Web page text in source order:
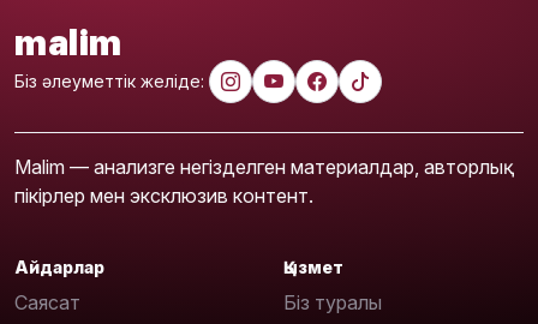
malim
Біз әлеуметтік желіде:
Malim — анализге негізделген материалдар, авторлық
пікірлер мен эксклюзив контент.
Айдарлар
Саясат
Қызмет
Біз туралы